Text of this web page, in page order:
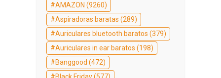
AMAZON (9260)
Aspiradoras baratas (289)
Auriculares bluetooth baratos (379)
Auriculares in ear baratos (198)
Banggood (472)